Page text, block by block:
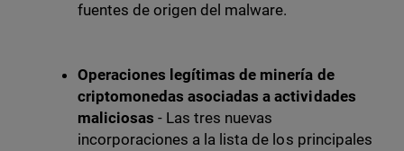
fuentes de origen del malware.
Operaciones legítimas de minería de
criptomonedas asociadas a actividades
maliciosas - Las tres nuevas
incorporaciones a la lista de los principales